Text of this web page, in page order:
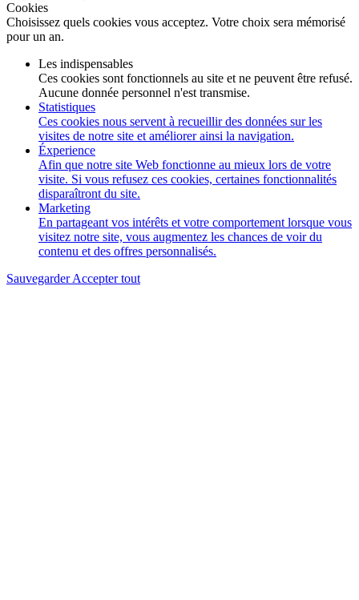
Cookies
Choisissez quels cookies vous acceptez. Votre choix sera mémorisé
pour un an.
Les indispensables
Ces cookies sont fonctionnels au site et ne peuvent être refusé.
Aucune donnée personnel n'est transmise.
Statistiques
Ces cookies nous servent à recueillir des données sur les
visites de notre site et améliorer ainsi la navigation.
Éxperience
Afin que notre site Web fonctionne au mieux lors de votre
visite. Si vous refusez ces cookies, certaines fonctionnalités
disparaîtront du site.
Marketing
En partageant vos intérêts et votre comportement lorsque vous
visitez notre site, vous augmentez les chances de voir du
contenu et des offres personnalisés.
SauvegarderAccepter tout